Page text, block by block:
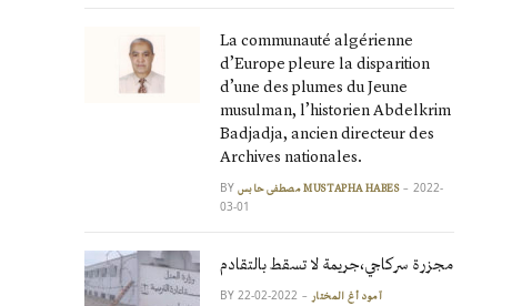
La communauté algérienne
d’Europe pleure la disparition
d’une des plumes du Jeune
musulman, l’historien Abdelkrim
Badjadja, ancien directeur des
Archives nationales.
BY مصطفى حابس MUSTAPHA HABES
2022-
03-01
مجزرة سركاجي،جريمة لا تسقط بالتقادم
BY آمود أغ المختار 2022-02-22